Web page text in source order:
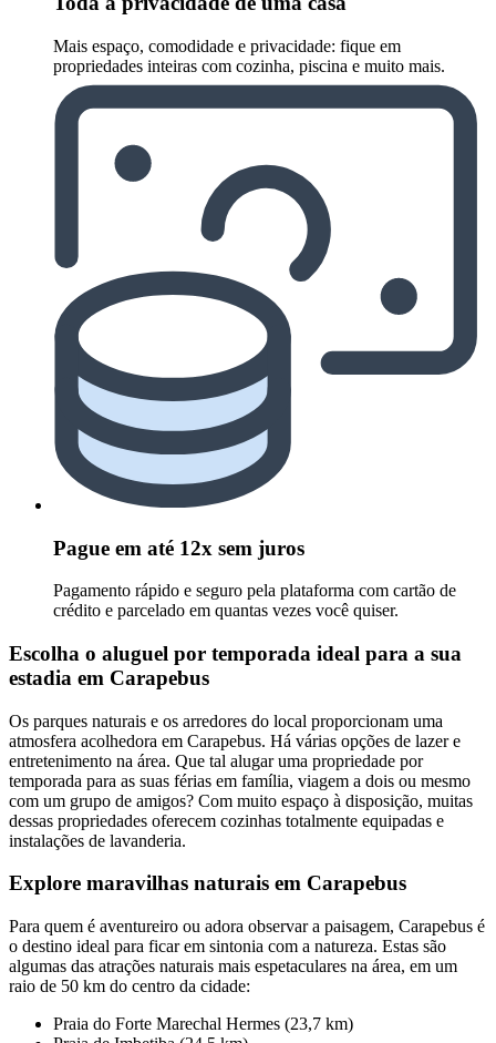
Mais espaço, comodidade e privacidade: fique em
propriedades inteiras com cozinha, piscina e muito mais.
Pague em até 12x sem juros
Pagamento rápido e seguro pela plataforma com cartão de
crédito e parcelado em quantas vezes você quiser.
Escolha o aluguel por temporada ideal para a sua
estadia em Carapebus
Os parques naturais e os arredores do local proporcionam uma
atmosfera acolhedora em Carapebus. Há várias opções de lazer e
entretenimento na área. Que tal alugar uma propriedade por
temporada para as suas férias em família, viagem a dois ou mesmo
com um grupo de amigos? Com muito espaço à disposição, muitas
dessas propriedades oferecem cozinhas totalmente equipadas e
instalações de lavanderia.
Explore maravilhas naturais em Carapebus
Para quem é aventureiro ou adora observar a paisagem, Carapebus é
o destino ideal para ficar em sintonia com a natureza. Estas são
algumas das atrações naturais mais espetaculares na área, em um
raio de 50 km do centro da cidade:
Praia do Forte Marechal Hermes (23,7 km)